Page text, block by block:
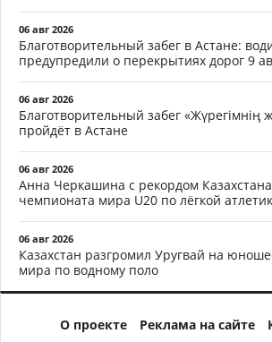
06 авг 2026
Благотворительный забег в Астане:
предупредили о перекрытиях дорог 9
06 авг 2026
Благотворительный забег «Жүрегімнің
пройдёт в Астане
06 авг 2026
Анна Черкашина с рекордом
чемпионата мира U20 по лёгкой
06 авг 2026
Казахстан разгромил Уругвай на
мира по водному поло
О проекте Реклама на сайте